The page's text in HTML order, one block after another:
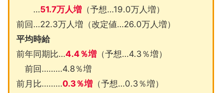
…51.7万人増（予想…19.0万人増）
前回…22.3万人増（改定値…26.0万人増）
平均時給
前年同期比…4.4％増（予想…4.3％増）
前回………4.8％増
前月比………0.3％増（予想…0.3％増）